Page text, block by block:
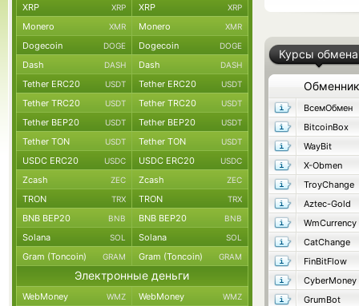
Курсы обмена
Обменник
ВсемОбмен
BitcoinBox
WayBit
X-Obmen
TroyChange
Aztec-Gold
WmCurrency
CatChange
FinBitFlow
CyberMoney
GrumBot
XRP XRP XRP XRP
Monero XMR Monero XMR
Dogecoin DOGE Dogecoin DOGE
Dash DASH Dash DASH
Tether ERC20 USDT Tether ERC20 USDT
Tether TRC20 USDT Tether TRC20 USDT
Tether BEP20 USDT Tether BEP20 USDT
Tether TON USDT Tether TON USDT
USDC ERC20 USDC USDC ERC20 USDC
Zcash ZEC Zcash ZEC
TRON TRX TRON TRX
BNB BEP20 BNB BNB BEP20 BNB
Solana SOL Solana SOL
Gram (Toncoin) GRAM Gram (Toncoin) GRAM
Электронные деньги
WebMoney WMZ WebMoney WMZ